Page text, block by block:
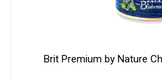
Brit Premium by Nature